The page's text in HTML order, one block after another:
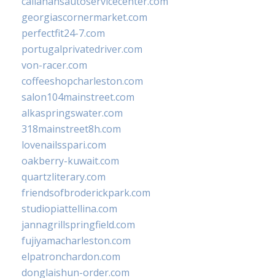
georgiascornermarket.com
perfectfit24-7.com
portugalprivatedriver.com
von-racer.com
coffeeshopcharleston.com
salon104mainstreet.com
alkaspringswater.com
318mainstreet8h.com
lovenailsspari.com
oakberry-kuwait.com
quartzliterary.com
friendsofbroderickpark.com
studiopiattellina.com
jannagrillspringfield.com
fujiyamacharleston.com
elpatronchardon.com
donglaishun-order.com